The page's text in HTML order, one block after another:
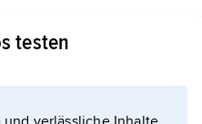
Artikel
testen